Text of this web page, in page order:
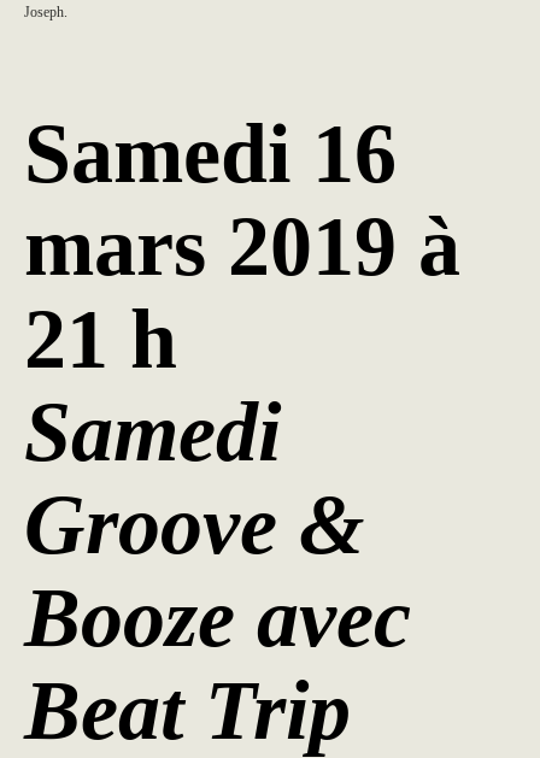
Joseph.
Samedi 16
mars 2019 à
21 h
Samedi
Groove &
Booze avec
Beat Trip